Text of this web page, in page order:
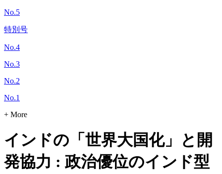
No.5
特別号
No.4
No.3
No.2
No.1
+ More
インドの「世界大国化」と開
発協力 : 政治優位のインド型